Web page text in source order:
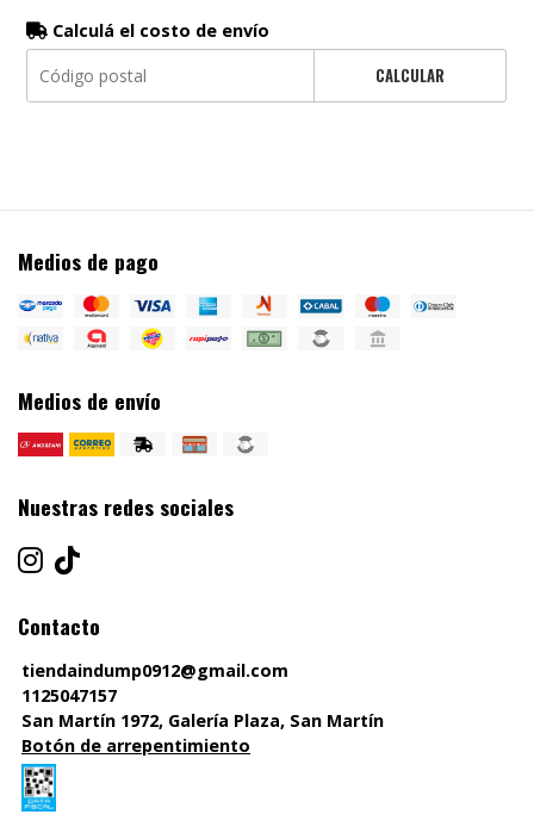
Calculá el costo de envío
CALCULAR
Medios de pago
Medios de envío
Nuestras redes sociales
Contacto
tiendaindump0912@gmail.com
1125047157
San Martín 1972, Galería Plaza, San Martín
Botón de arrepentimiento